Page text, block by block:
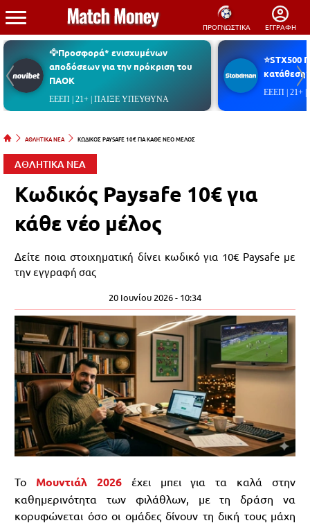
ΠΡΟΓΝΩΣΤΙΚΑ ΕΓΓΡΑΦΗ
🦅Προσφορά* ενισχυμένων
αποδόσεων για την πρόκριση του
ΠΑΟΚ
ΕΕΕΠ | 21+ | ΠΑΙΞΕ ΥΠΕΥΘΥΝΑ
⭐STX500
ΕΕΕΠ | 21+
ΑΘΛΗΤΙΚΑ ΝΕΑ ΚΩΔΙΚΟΣ PAYSAFE 10€ ΓΙΑ ΚΑΘΕ ΝΕΟ ΜΕΛΟΣ
ΑΘΛΗΤΙΚΑ ΝΕΑ
Κωδικός Paysafe 10€ για
κάθε νέο μέλος
Δείτε ποια στοιχηματική δίνει κωδικό για 10€ Paysafe με
την εγγραφή σας
20 Ιουνίου 2026 - 10:34
Το Μουντιάλ 2026έχει μπει για τα καλά στην
καθημερινότητα των φιλάθλων, με τη δράση να
κορυφώνεται όσο οι ομάδες δίνουν τη δική τους μάχη